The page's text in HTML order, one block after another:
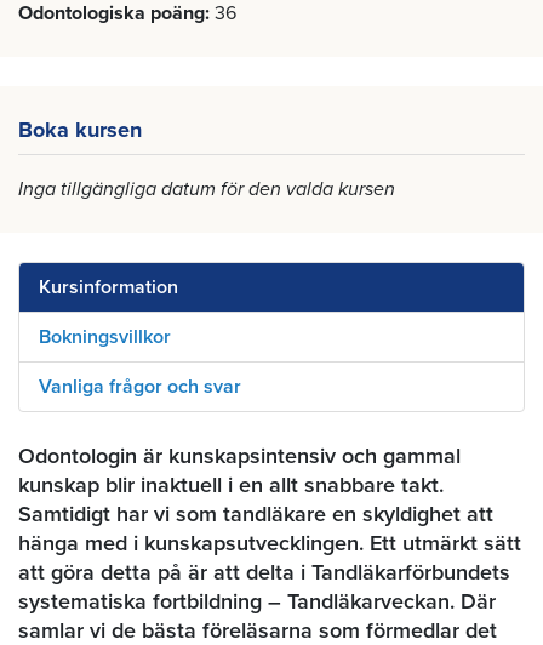
Odontologiska poäng 36
Boka kursen
Inga tillgängliga datum för den valda kursen
Kursinformation
Bokningsvillkor
Vanliga frågor och svar
Odontologin är kunskapsintensiv och gammal
kunskap blir inaktuell i en allt snabbare takt.
Samtidigt har vi som tandläkare en skyldighet att
hänga med i kunskapsutvecklingen. Ett utmärkt sätt
att göra detta på är att delta i Tandläkarförbundets
systematiska fortbildning – Tandläkarveckan. Där
samlar vi de bästa föreläsarna som förmedlar det